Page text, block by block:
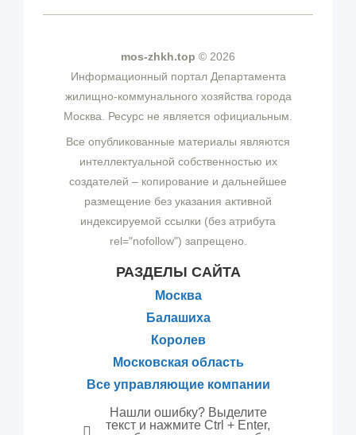
mos-zhkh.top © 2026
Информационный портал Департамента
жилищно-коммунального хозяйства города
Москва. Ресурс не является официальным.
Все опубликованные материалы являются
интеллектуальной собственностью их
создателей – копирование и дальнейшее
размещение без указания активной
индексируемой ссылки (без атрибута
rel="nofollow") запрещено.
РАЗДЕЛЫ САЙТА
Москва
Балашиха
Королев
Московская область
Все управляющие компании
Нашли ошибку? Выделите
текст и нажмите Ctrl + Enter,